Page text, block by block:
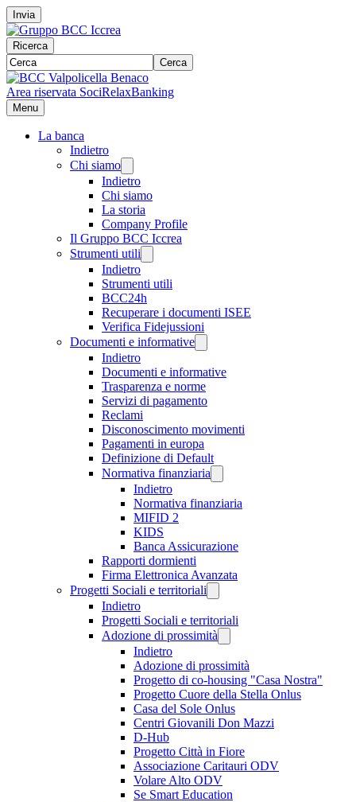
Invia
Ricerca
Cerca
Area riservata SociRelaxBanking
Menu
La banca
Indietro
Chi siamo
Indietro
Chi siamo
La storia
Company Profile
Il Gruppo BCC Iccrea
Strumenti utili
Indietro
Strumenti utili
BCC24h
Recuperare i documenti ISEE
Verifica Fidejussioni
Documenti e informative
Indietro
Documenti e informative
Trasparenza e norme
Servizi di pagamento
Reclami
Disconoscimento movimenti
Pagamenti in europa
Definizione di Default
Normativa finanziaria
Indietro
Normativa finanziaria
MIFID 2
KIDS
Banca Assicurazione
Rapporti dormienti
Firma Elettronica Avanzata
Progetti Sociali e territoriali
Indietro
Progetti Sociali e territoriali
Adozione di prossimità
Indietro
Adozione di prossimità
Progetto di co-housing "Casa Nostra"
Progetto Cuore della Stella Onlus
Casa del Sole Onlus
Centri Giovanili Don Mazzi
D-Hub
Progetto Città in Fiore
Associazione Caritauri ODV
Volare Alto ODV
Se Smart Education